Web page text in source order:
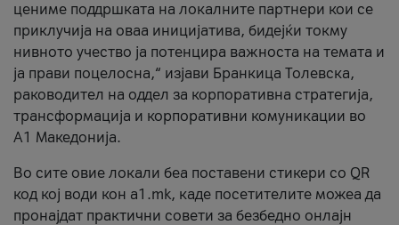
цениме поддршката на локалните партнери кои се
приклучија на оваа иницијатива, бидејќи токму
нивното учество ја потенцира важноста на темата и
ја прави поцелосна,“ изјави Бранкица Толевска,
раководител на оддел за корпоративна стратегија,
трансформација и корпоративни комуникации во
А1 Македонија.
Во сите овие локали беа поставени стикери со QR
код кој води кон a1.mk, каде посетителите можеа да
пронајдат практични совети за безбедно онлајн